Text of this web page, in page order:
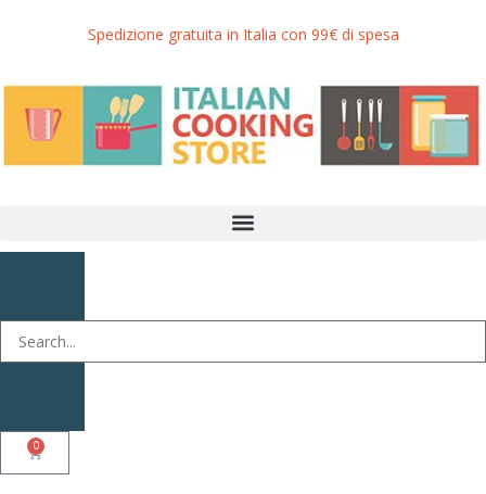
Spedizione gratuita in Italia con 99€ di spesa
0